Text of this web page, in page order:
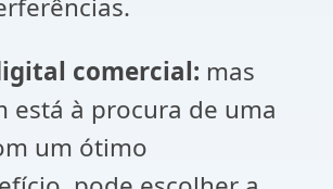
comercial: mas
está à procura de uma
um ótimo